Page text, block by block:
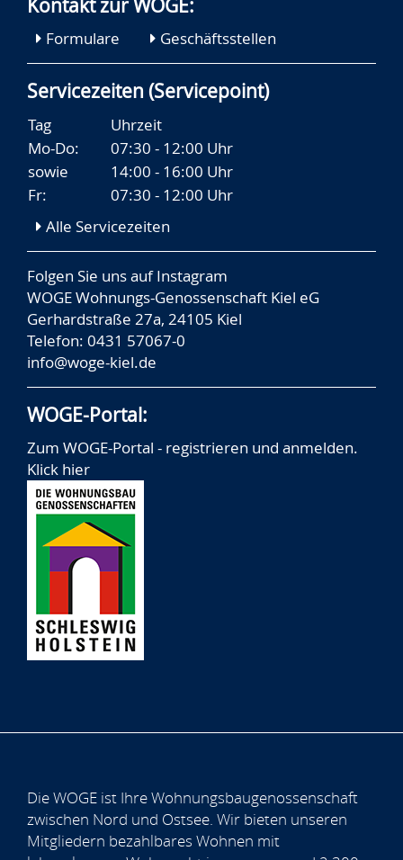
Kontakt zur WOGE:
Formulare Geschäftsstellen
Servicezeiten (Servicepoint)
Tag
Uhrzeit
Mo-Do:
07:30 - 12:00 Uhr
sowie
14:00 - 16:00 Uhr
Fr:
07:30 - 12:00 Uhr
Alle Servicezeiten
Folgen Sie uns aufInstagram
WOGE Wohnungs-Genossenschaft Kiel eG
Gerhardstraße 27a, 24105 Kiel
Telefon: 0431 57067-0
info@woge-kiel.de
WOGE-Portal:
Zum WOGE-Portal - registrieren und anmelden.
Klick hier
Die WOGE ist Ihre Wohnungsbaugenossenschaft
zwischen Nord und Ostsee. Wir bieten unseren
Mitgliedern bezahlbares Wohnen mit